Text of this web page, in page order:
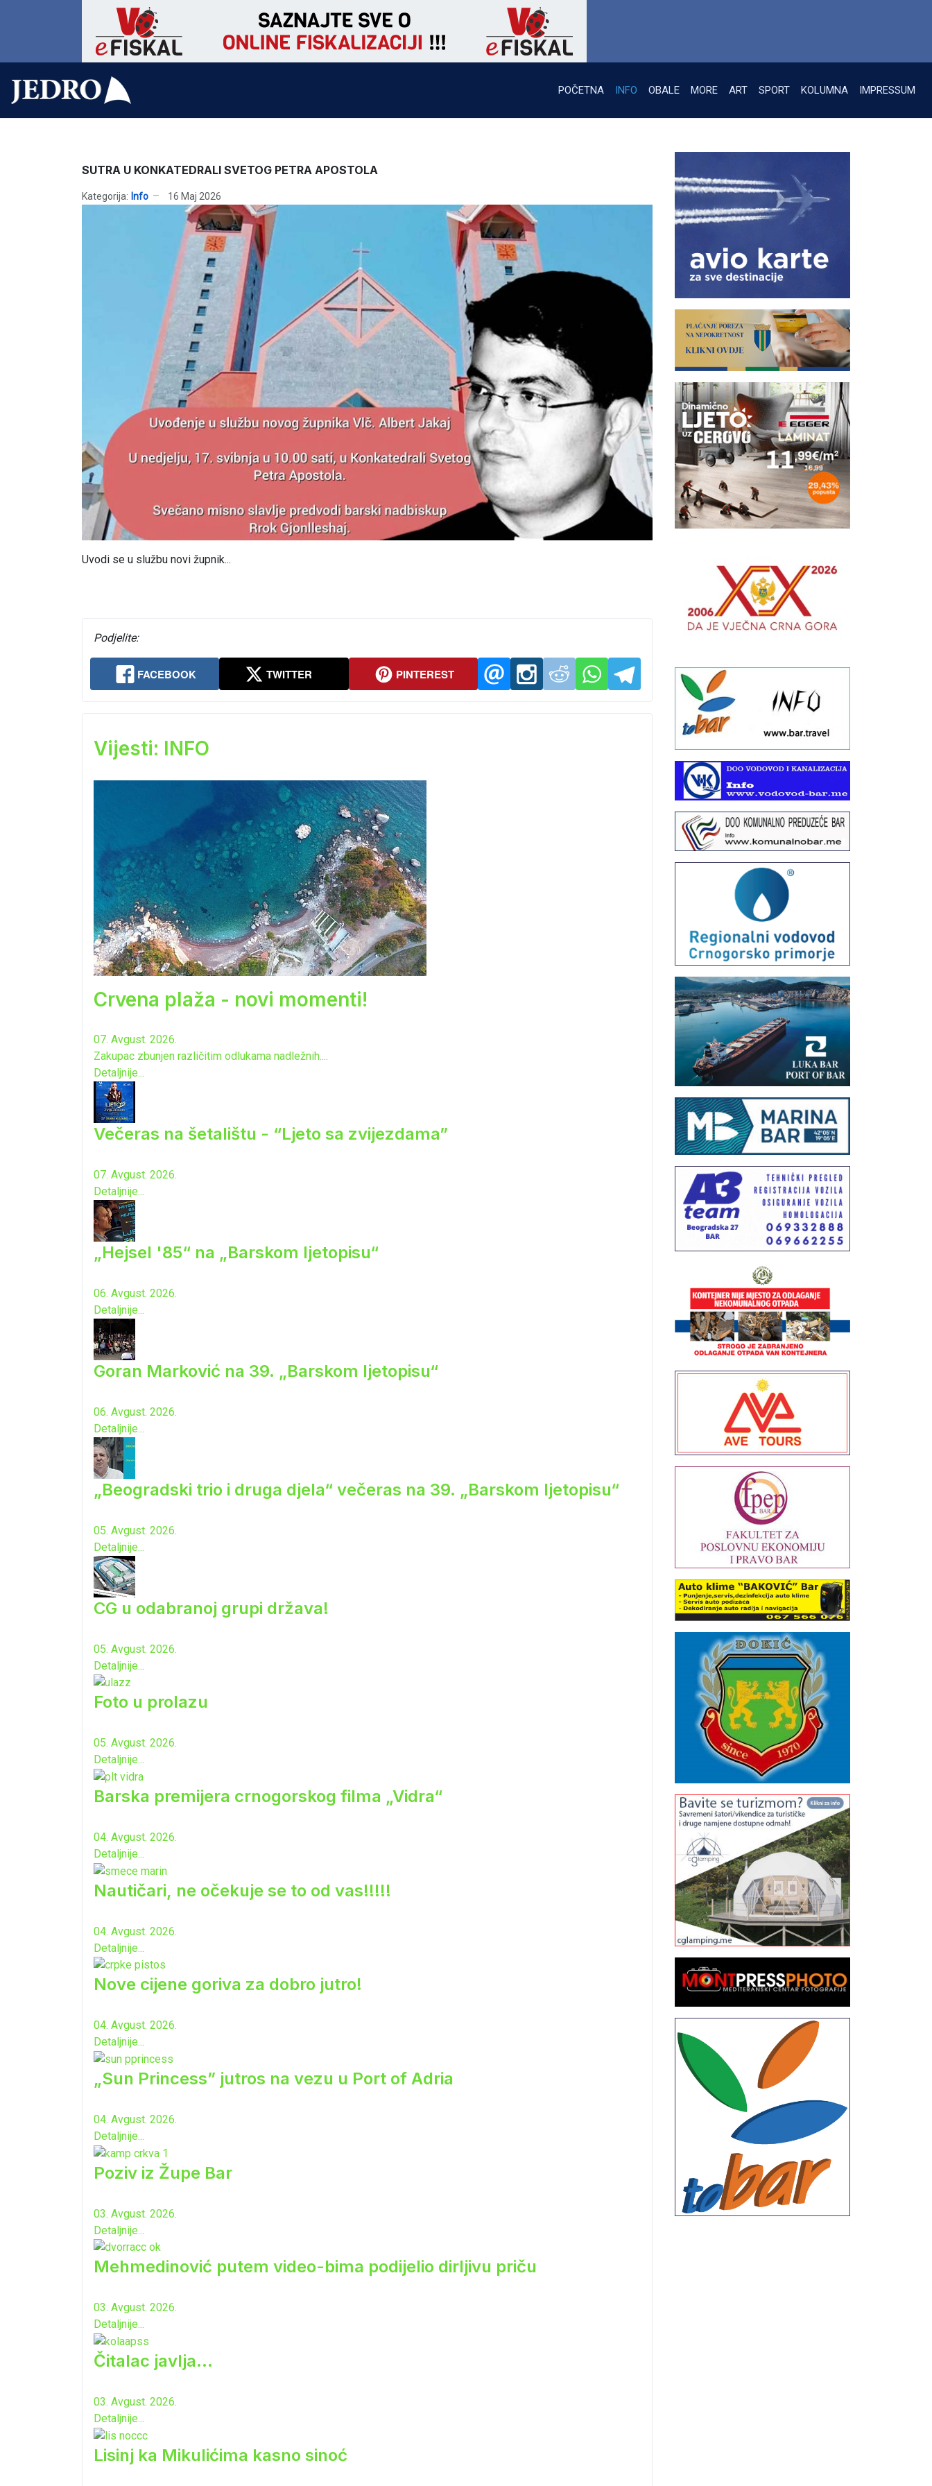
POČETNA INFO OBALE MORE ART SPORT KOLUMNA IMPRESSUM
SUTRA U KONKATEDRALI SVETOG PETRA APOSTOLA
Kategorija: Info 16 Maj 2026
Uvodi se u službu novi župnik...
Podjelite:
FACEBOOK TWITTER PINTEREST
Vijesti: INFO
Crvena plaža - novi momenti!
07. Avgust. 2026.
Zakupac zbunjen različitim odlukama nadležnih....
Detaljnije...
Večeras na šetalištu - “Ljeto sa zvijezdama”
07. Avgust. 2026.
Detaljnije...
„Hejsel '85“ na „Barskom ljetopisu“
06. Avgust. 2026.
Detaljnije...
Goran Marković na 39. „Barskom ljetopisu“
06. Avgust. 2026.
Detaljnije...
„Beogradski trio i druga djela“ večeras na 39. „Barskom ljetopisu“
05. Avgust. 2026.
Detaljnije...
CG u odabranoj grupi država!
05. Avgust. 2026.
Detaljnije...
Foto u prolazu
05. Avgust. 2026.
Detaljnije...
Barska premijera crnogorskog filma „Vidra“
04. Avgust. 2026.
Detaljnije...
Nautičari, ne očekuje se to od vas!!!!!
04. Avgust. 2026.
Detaljnije...
Nove cijene goriva za dobro jutro!
04. Avgust. 2026.
Detaljnije...
„Sun Princess” jutros na vezu u Port of Adria
04. Avgust. 2026.
Detaljnije...
Poziv iz Župe Bar
03. Avgust. 2026.
Detaljnije...
Mehmedinović putem video-bima podijelio dirljivu priču
03. Avgust. 2026.
Detaljnije...
Čitalac javlja...
03. Avgust. 2026.
Detaljnije...
Lisinj ka Mikulićima kasno sinoć